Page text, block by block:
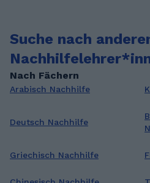
Suche nach
Nach Fächern
Arabisch Nachhilfe
Deutsch Nachhilfe
Griechisch Nachhilfe